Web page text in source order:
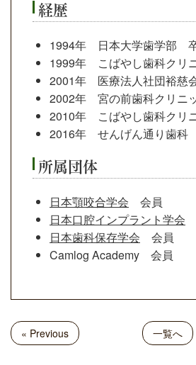
経歴
1994年 日本大学歯学部
1999年 こばやし歯科クリ
2001年 医療法人社団裕慈
2002年 宮の前歯科クリニ
2010年 こばやし歯科クリ
2016年 せんげん通り歯
所属団体
日本顎咬合学会 会員
日本口腔インプラント学会
日本歯科保存学会 会員
Camlog Academy 会員
« Previous 一覧へ